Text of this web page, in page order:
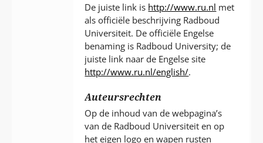
De juiste link is http://www.ru.nl met
als officiële beschrijving Radboud
Universiteit. De officiële Engelse
benaming is Radboud University; de
juiste link naar de Engelse site
http://www.ru.nl/english/.
Auteursrechten
Op de inhoud van de webpagina’s
van de Radboud Universiteit en op
het eigen logo en wapen rusten